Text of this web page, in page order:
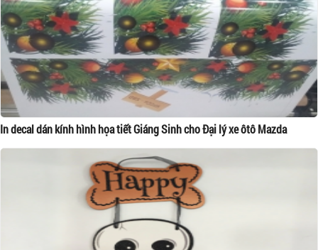
In decal dán kính hình họa tiết Giáng Sinh cho Đại lý xe ôtô Mazda